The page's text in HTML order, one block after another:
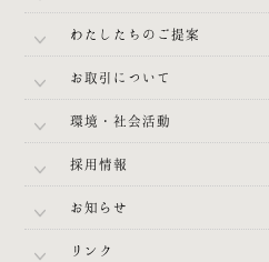
わたしたちのご提案
お取引について
環境・社会活動
採用情報
お知らせ
リンク